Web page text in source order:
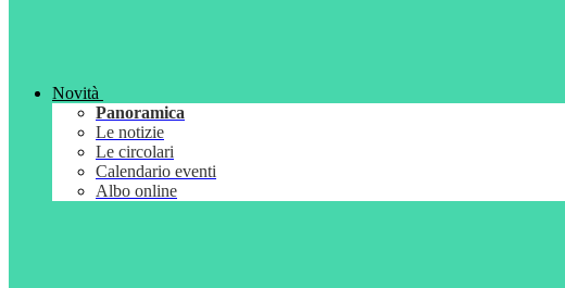
Novità
Panoramica
Le notizie
Le circolari
Calendario eventi
Albo online